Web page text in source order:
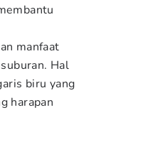
manfaat
Hal
biru yang
harapan